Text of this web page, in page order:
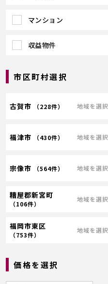
マンション
収益物件
市区町村選択
古賀市 （228件） 地域を選択
福津市 （430件） 地域を選択
宗像市 （564件） 地域を選択
糟屋郡新宮町
（106件）
地域を選択
福岡市東区
（753件）
地域を選択
価格を選択